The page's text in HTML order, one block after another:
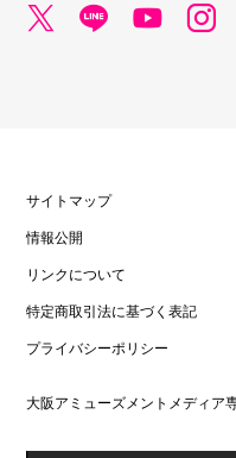
サイトマップ
情報公開
リンクについて
特定商取引法に基づく表記
プライバシーポリシー
大阪アミューズメントメディア